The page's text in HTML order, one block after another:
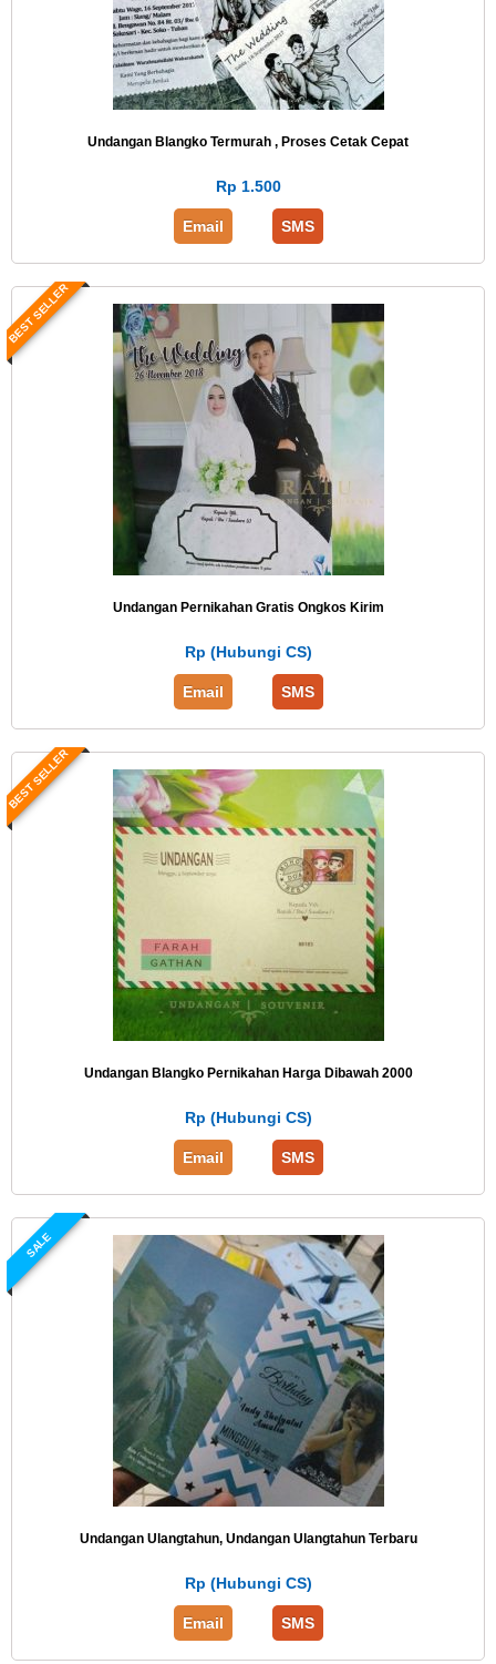
Undangan Blangko Termurah , Proses Cetak Cepat
Rp 1.500
Email SMS
BEST SELLER
Undangan Pernikahan Gratis Ongkos Kirim
Rp (Hubungi CS)
Email SMS
BEST SELLER
Undangan Blangko Pernikahan Harga Dibawah 2000
Rp (Hubungi CS)
Email SMS
SALE
Undangan Ulangtahun, Undangan Ulangtahun Terbaru
Rp (Hubungi CS)
Email SMS